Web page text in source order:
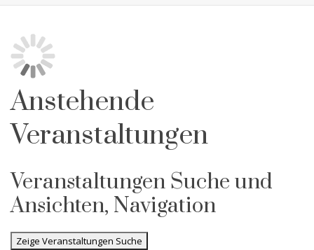
Anstehende
Veranstaltungen
Veranstaltungen Suche und
Ansichten, Navigation
Zeige Veranstaltungen Suche